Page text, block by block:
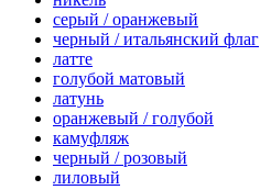
серый / оранжевый
черный / итальянский флаг
латте
голубой матовый
латунь
оранжевый / голубой
камуфляж
черный / розовый
лиловый